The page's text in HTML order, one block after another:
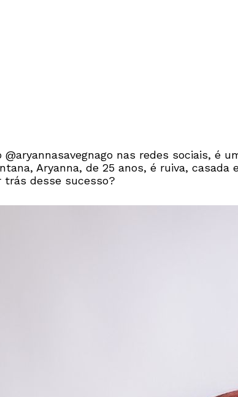
@aryannasavegnago nas redes sociais,
Aryanna, de 25 anos, é ruiva,
trás desse sucesso?